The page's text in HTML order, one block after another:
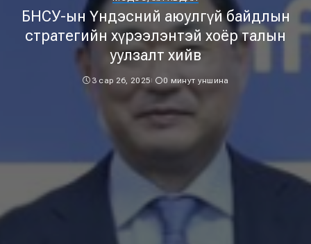
БНСУ-ын Үндэсний аюулгүй байдлын
стратегийн хүрээлэнтэй хоёр талын
уулзалт хийв
3 сар 26, 2025 0 минут уншина